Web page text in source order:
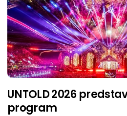
UNTOLD 2026
program